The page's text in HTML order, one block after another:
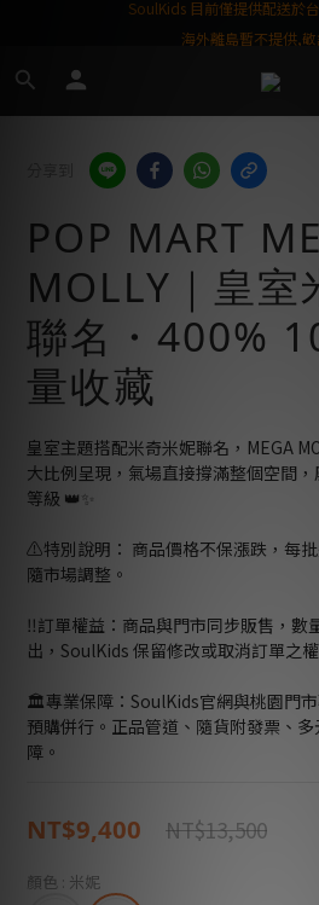
POP MART
MOLLY｜皇室
聯名・400%
量收藏
皇室主題搭配米奇米妮聯名，MEGA
大比例呈現，氣場直接撐滿整個空間
等級 👑✨
⚠️特別說明： 商品價格不保漲跌，每
隨市場調整。
‼️訂單權益：商品與門市同步販售，數
出，SoulKids 保留修改或取消訂單之權
🏛️專業保障：SoulKids官網與桃園門
預購併行。正品管道、隨貨附發票、
障。
NT$13,500
NT$9,400
顏色 : 米妮
屬購物金❤️
SoulKids 目前僅提供配送於
海外離島暫不提供,